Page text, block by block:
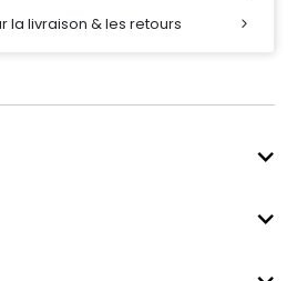
la livraison & les retours